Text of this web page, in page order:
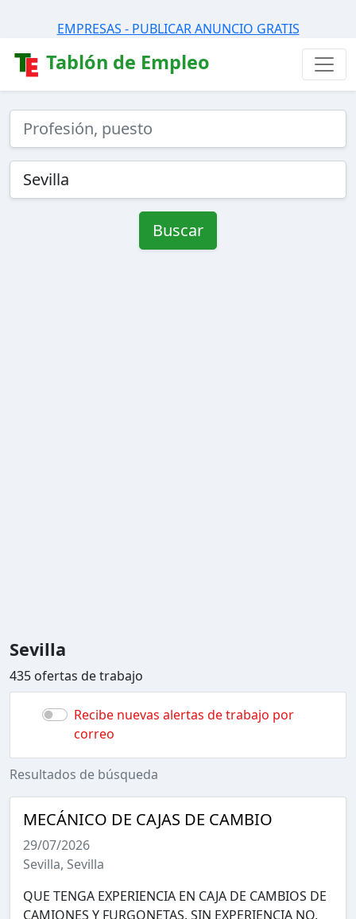
EMPRESAS - PUBLICAR ANUNCIO GRATIS
Tablón de Empleo
Buscar
Sevilla
435 ofertas de trabajo
Recibe nuevas alertas de trabajo por
correo
Resultados de búsqueda
MECÁNICO DE CAJAS DE CAMBIO
29/07/2026
Sevilla, Sevilla
QUE TENGA EXPERIENCIA EN CAJA DE CAMBIOS DE
CAMIONES Y FURGONETAS, SIN EXPERIENCIA NO,